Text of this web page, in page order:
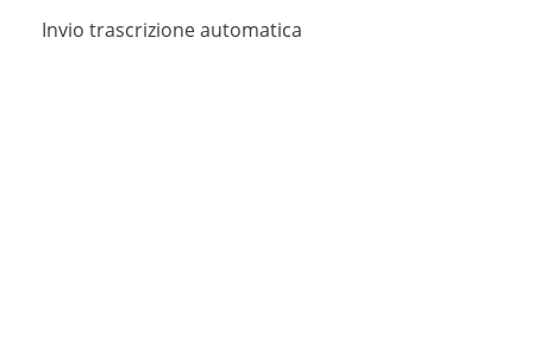
Invio trascrizione automatica